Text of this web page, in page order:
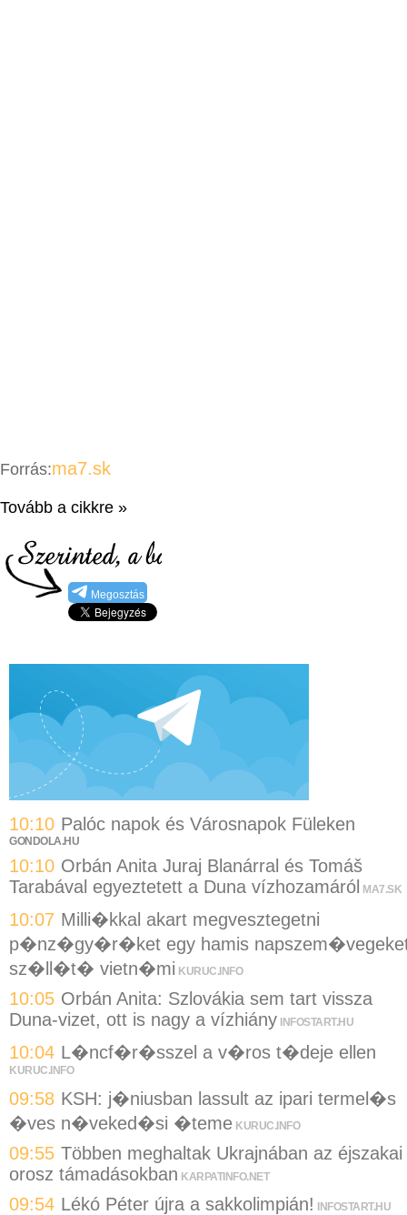
Forrás:ma7.sk
Tovább a cikkre »
Megosztás
10:10 Palóc napok és Városnapok Füleken
GONDOLA.HU
10:10 Orbán Anita Juraj Blanárral és Tomáš
Tarabával egyeztetett a Duna vízhozamáról
MA7.SK
10:07 Milli�kkal akart megvesztegetni
p�nz�gy�r�ket egy hamis
sz�ll�t� vietn�mi KURUC.INFO
10:05 Orbán Anita: Szlovákia sem tart vissza
Duna-vizet, ott is nagy a vízhiány INFOSTART.HU
10:04 L�ncf�r�sszel a v�ros t�deje ellen
KURUC.INFO
09:58 KSH: j�niusban lassult az ipari termel�s
�ves n�veked�si �teme KURUC.INFO
09:55 Többen meghaltak Ukrajnában az éjszakai
orosz támadásokban KARPATINFO.NET
09:54 Lékó Péter újra a sakkolimpián! INFOSTART.HU